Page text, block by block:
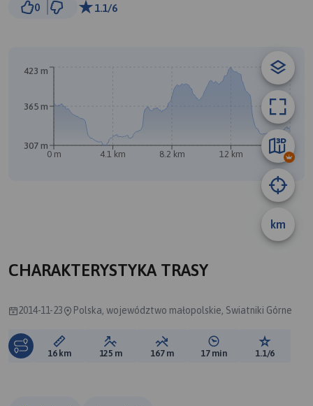
0 1.1/6
km
0 m 4.1 km 8.2 km 12 km 16 km
307 m
365 m
423 m
CHARAKTERYSTYKA TRASY
2014-11-23 Polska, województwo małopolskie, Swiatniki Górne
Długość trasy:
16 km Suma przewyższeń:
125 m Suma spadków:
167 m Średni czas potrzebny
17 min Ocena
1.1/6